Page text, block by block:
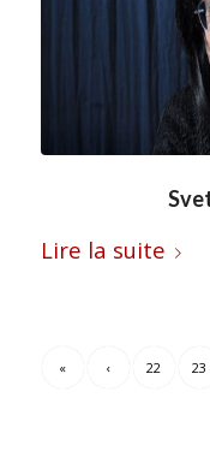
Lire la suite
« ‹ 22 23